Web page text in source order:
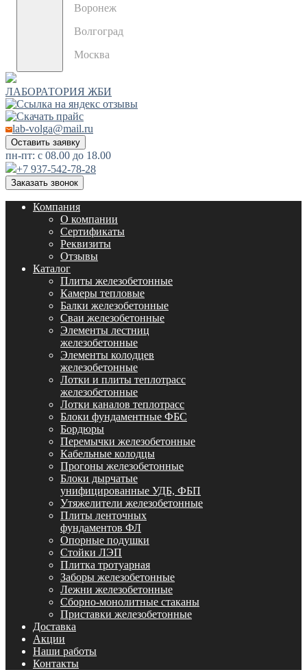
Воронеж
Волгоград
Москва
ЛАБОРАТОРИЯ ЖБИ
lab-volga@mail.ru
Оставить заявку
пн-пт: с 08.00 до 18.00
+7 937-542-78-28
Заказать звонок
Компания
О компании
Сертификаты
Реквизиты
Отзывы
Каталог
Плиты железобетонные
Камеры тепловые
Балки железобетонные
Сваи железобетонные
Элементы лестниц
железобетонные
Элементы колодцев
железобетонные
Лотки и плиты теплотрасс
железобетонные
Лотки каналов теплотрасс
Блоки фундаментные ФБС
Бордюры
Перемычки железобетонные
Кабельные колодцы
Прогоны железобетонные
Блоки дырчатые
унифицированные УДБ, ФБП
Утяжелители железобетонные
Плиты ленточных
фундаментов ФЛ
Опорные подушки
Стойки ЛЭП
Плитка тротуарная
Заборы железобетонные
Лежни железобетонные
Сборно-монолитные стаканы
Приставки железобетонные
Доставка
Акции
Наши работы
Контакты